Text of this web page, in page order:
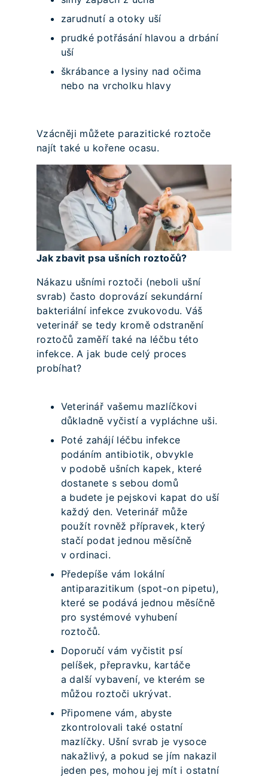
zarudnutí a otoky uší
prudké potřásání hlavou a drbání
uší
škrábance a lysiny nad očima
nebo na vrcholku hlavy
Vzácněji můžete parazitické roztoče
najít také u kořene ocasu.
Jak zbavit psa ušních roztočů?
Nákazu ušními roztoči (neboli ušní
svrab) často doprovází sekundární
bakteriální infekce zvukovodu. Váš
veterinář se tedy kromě odstranění
roztočů zaměří také na léčbu této
infekce. A jak bude celý proces
probíhat?
Veterinář vašemu mazlíčkovi
důkladně vyčistí a vypláchne uši.
Poté zahájí léčbu infekce
podáním antibiotik, obvykle
v podobě ušních kapek, které
dostanete s sebou domů
a budete je pejskovi kapat do uší
každý den. Veterinář může
použít rovněž přípravek, který
stačí podat jednou měsíčně
v ordinaci.
Předepíše vám lokální
antiparazitikum (spot-on pipetu),
které se podává jednou měsíčně
pro systémové vyhubení
roztočů.
Doporučí vám vyčistit psí
pelíšek, přepravku, kartáče
a další vybavení, ve kterém se
můžou roztoči ukrývat.
Připomene vám, abyste
zkontrolovali také ostatní
mazlíčky. Ušní svrab je vysoce
nakažlivý, a pokud se jím nakazil
jeden pes, mohou jej mít i ostatní